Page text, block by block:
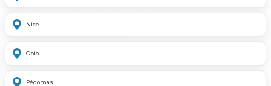
Nice
Opio
Pégomas